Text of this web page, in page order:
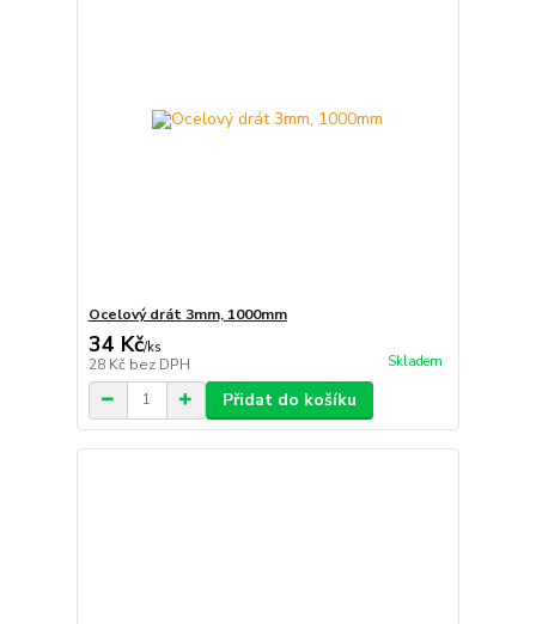
Ocelový drát 3mm, 1000mm
34 Kč/ks
28 Kč bez DPH Skladem
Přidat do košíku